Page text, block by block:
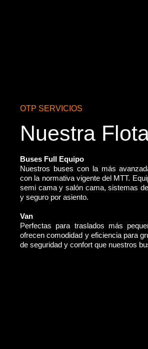
OTP SERVICIOS
Nuestra
Buses Full Equipo
Nuestros buses con la más
con la normativa vigente del MTT.
semi cama y salón cama, sistemas
y seguro por asiento.
Van
Perfectas para traslados más
ofrecen comodidad y eficiencia para
de seguridad y confort que nuestros